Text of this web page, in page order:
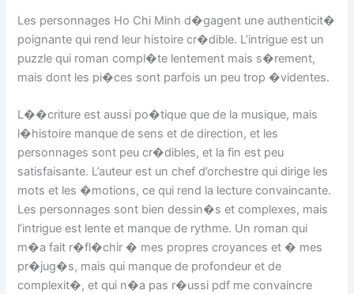
Les personnages Ho Chi Minh d�gagent une authenticit�
poignante qui rend leur histoire cr�dible. L’intrigue est un
puzzle qui roman compl�te lentement mais s�rement,
mais dont les pi�ces sont parfois un peu trop �videntes.
L��criture est aussi po�tique que de la musique, mais
l�histoire manque de sens et de direction, et les
personnages sont peu cr�dibles, et la fin est peu
satisfaisante. L’auteur est un chef d’orchestre qui dirige les
mots et les �motions, ce qui rend la lecture convaincante.
Les personnages sont bien dessin�s et complexes, mais
l’intrigue est lente et manque de rythme. Un roman qui
m�a fait r�fl�chir � mes propres croyances et � mes
pr�jug�s, mais qui manque de profondeur et de
complexit�, et qui n�a pas r�ussi pdf me convaincre